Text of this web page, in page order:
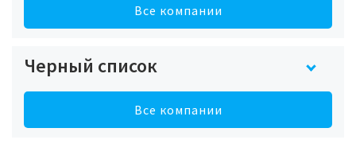
Все компании
Черный список
Все компании